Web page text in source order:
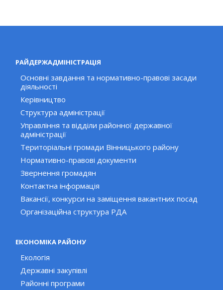
РАЙДЕРЖАДМІНІСТРАЦІЯ
Основні завдання та нормативно-правові засади
діяльності
Керівництво
Структура адміністрації
Управління та відділи районної державної
адміністрації
Територіальні громади Вінницького району
Нормативно-правові документи
Звернення громадян
Контактна інформація
Вакансії, конкурси на заміщення вакантних посад
Організаційна структура РДА
ЕКОНОМІКА РАЙОНУ
Екологія
Державні закупівлі
Районні програми